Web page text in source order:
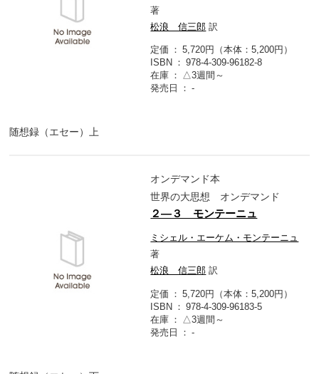
著
松浪 信三郎 訳
定価
5,720円（本体：5,200円）
ISBN
978-4-309-96182-8
在庫
△3週間～
発売日
-
随想録（エセー）上
オンデマンド本
世界の大思想 オンデマンド
２―３ モンテーニュ
ミシェル・エーケム・モンテーニュ
著
松浪 信三郎 訳
定価
5,720円（本体：5,200円）
ISBN
978-4-309-96183-5
在庫
△3週間～
発売日
-